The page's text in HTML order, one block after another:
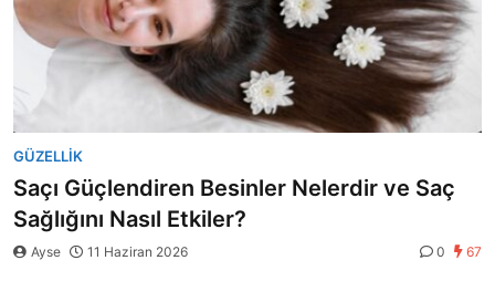
GÜZELLIK
Saçı Güçlendiren Besinler Nelerdir ve Saç
Sağlığını Nasıl Etkiler?
Ayse 11 Haziran 2026 0 67